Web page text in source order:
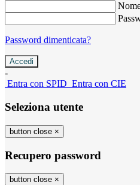
Password dimenticata?
-
Entra con SPID Entra con CIE
Seleziona utente
button close ×
Recupero password
button close ×